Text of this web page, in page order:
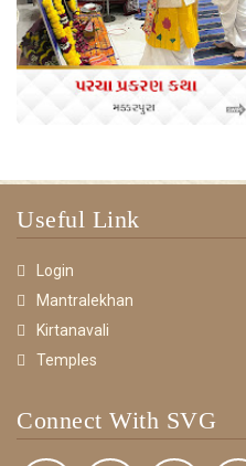
Useful Link
Login
Mantralekhan
Kirtanavali
Temples
Connect With SVG